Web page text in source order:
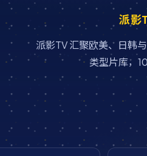
派影
派影TV 汇聚欧美、日韩
类型片库，